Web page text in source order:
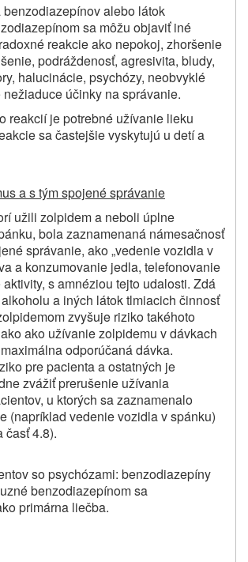
alebo látok
sa môžu objaviť iné
reakcie ako nepokoj, zhoršenie
podráždenosť, agresivita, bludy,
halucinácie, psychózy, neobvyklé
účinky na správanie.
reakcií je potrebné užívanie lieku
sa častejšie vyskytujú u detí a
a s tým spojené správanie
užili zolpidem a neboli úplne
bola zaznamenaná námesačnosť
správanie, ako „vedenie vozidla v
a konzumovanie jedla, telefonovanie
s amnéziou tejto udalosti. Zdá
a iných látok tlmiacich činnosť
zvyšuje riziko takéhoto
ako užívanie zolpidemu v dávkach
odporúčaná dávka.
pre pacienta a ostatných je
zvážiť prerušenie užívania
u ktorých sa zaznamenalo
(napríklad vedenie vozidla v spánku)
časť 4.8).
so psychózami: benzodiazepíny
benzodiazepínom sa
primárna liečba.